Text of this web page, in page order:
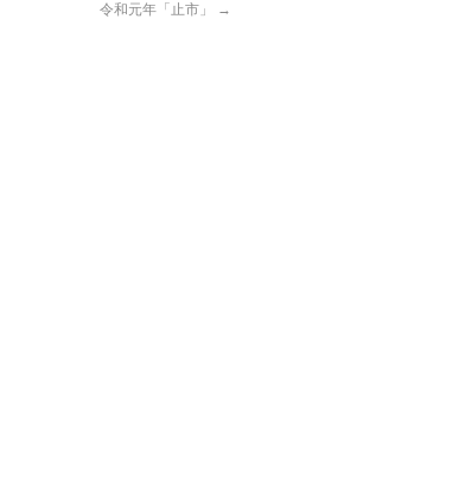
令和元年「止市」 →